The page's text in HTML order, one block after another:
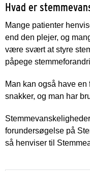
Hvad er
Mange patienter
end den plejer, og
være svært at styre
påpege
Man kan også have en
snakker, og man har
forundersøgelse på
så henviser til